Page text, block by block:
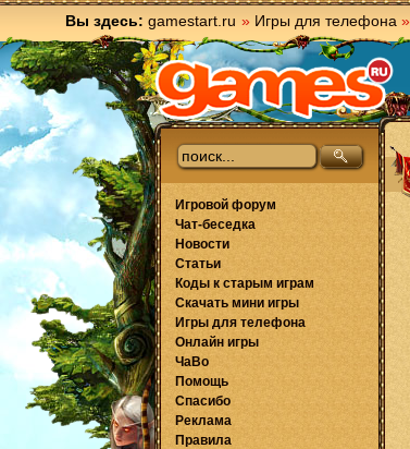
Вы здесь: gamestart.ru » Игры для телефона »
Игровой форум
Чат-беседка
Новости
Статьи
Коды к старым играм
Скачать мини игры
Игры для телефона
Онлайн игры
ЧаВо
Помощь
Спасибо
Реклама
Правила